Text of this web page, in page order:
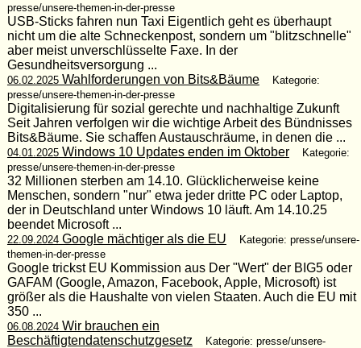
presse/unsere-themen-in-der-presse
USB-Sticks fahren nun Taxi Eigentlich geht es überhaupt
nicht um die alte Schneckenpost, sondern um "blitzschnelle"
aber meist unverschlüsselte Faxe. In der
Gesundheitsversorgung ...
06.02.2025Wahlforderungen von Bits&Bäume
Kategorie:
presse/unsere-themen-in-der-presse
Digitalisierung für sozial gerechte und nachhaltige Zukunft
Seit Jahren verfolgen wir die wichtige Arbeit des Bündnisses
Bits&Bäume. Sie schaffen Austauschräume, in denen die ...
04.01.2025Windows 10 Updates enden im Oktober
Kategorie:
presse/unsere-themen-in-der-presse
32 Millionen sterben am 14.10. Glücklicherweise keine
Menschen, sondern "nur" etwa jeder dritte PC oder Laptop,
der in Deutschland unter Windows 10 läuft. Am 14.10.25
beendet Microsoft ...
22.09.2024Google mächtiger als die EU
Kategorie: presse/unsere-
themen-in-der-presse
Google trickst EU Kommission aus Der "Wert" der BIG5 oder
GAFAM (Google, Amazon, Facebook, Apple, Microsoft) ist
größer als die Haushalte von vielen Staaten. Auch die EU mit
350 ...
06.08.2024Wir brauchen ein
Beschäftigtendatenschutzgesetz
Kategorie: presse/unsere-